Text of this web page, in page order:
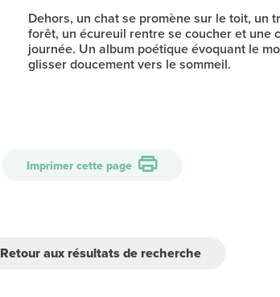
Dehors, un chat se promène sur le toit, un
forêt, un écureuil rentre se coucher et une
journée. Un album poétique évoquant le
glisser doucement vers le sommeil.
Imprimer cette page
Retour aux résultats de recherche